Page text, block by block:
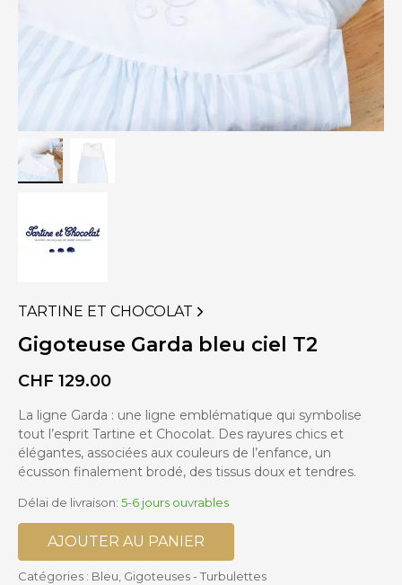
VOIR
PLUS
DE
DE
TARTINE ET CHOCOLAT
Gigoteuse Garda bleu ciel T2
CHF 129.00
La ligne Garda : une ligne emblématique qui symbolise
tout l’esprit Tartine et Chocolat. Des rayures chics et
élégantes, associées aux couleurs de l’enfance, un
écusson finalement brodé, des tissus doux et tendres.
Délai de livraison: 5-6 jours ouvrables
AJOUTER AU PANIER
Catégories : Bleu Gigoteuses - Turbulettes